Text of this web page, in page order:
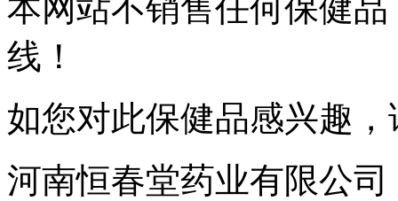
本网站不销售任何保健
线！
如您对此保健品感兴趣
河南恒春堂药业有限公司